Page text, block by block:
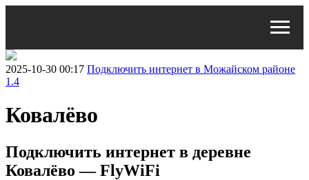
2025-10-30 00:17 Подключить интернет в Можайском районе
1.4
Ковалёво
Подключить интернет в деревне
Ковалёво — FlyWiFi